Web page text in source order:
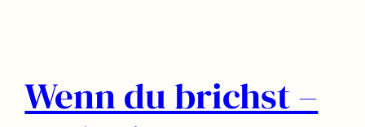
Wenn du brichst –